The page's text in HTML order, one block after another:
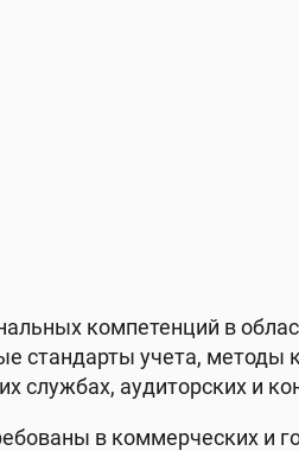
компетенций в
стандарты учета, методы
службах, аудиторских и
в коммерческих и